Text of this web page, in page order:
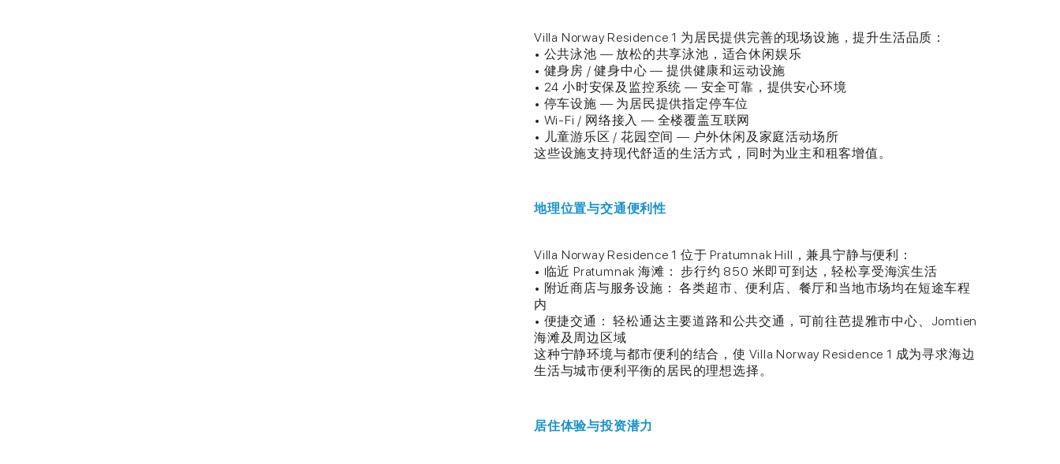
Villa Norway Residence 1 为居民提供完善的现场设施，提升生活品质：
• 公共泳池 — 放松的共享泳池，适合休闲娱乐
• 健身房 / 健身中心 — 提供健康和运动设施
• 24 小时安保及监控系统 — 安全可靠，提供安心环境
• 停车设施 — 为居民提供指定停车位
• Wi-Fi / 网络接入 — 全楼覆盖互联网
• 儿童游乐区 / 花园空间 — 户外休闲及家庭活动场所
这些设施支持现代舒适的生活方式，同时为业主和租客增值。
地理位置与交通便利性
Villa Norway Residence 1 位于 Pratumnak Hill，兼具宁静与便利：
• 临近 Pratumnak 海滩： 步行约 850 米即可到达，轻松享受海滨生活
• 附近商店与服务设施： 各类超市、便利店、餐厅和当地市场均在短途车程
内
• 便捷交通： 轻松通达主要道路和公共交通，可前往芭提雅市中心、Jomtien
海滩及周边区域
这种宁静环境与都市便利的结合，使 Villa Norway Residence 1 成为寻求海边
生活与城市便利平衡的居民的理想选择。
居住体验与投资潜力